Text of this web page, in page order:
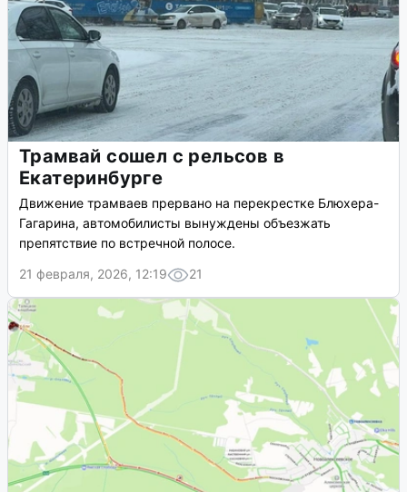
Трамвай сошел с рельсов в
Екатеринбурге
Движение трамваев прервано на перекрестке Блюхера-
Гагарина, автомобилисты вынуждены объезжать
препятствие по встречной полосе.
21 февраля, 2026, 12:19
21